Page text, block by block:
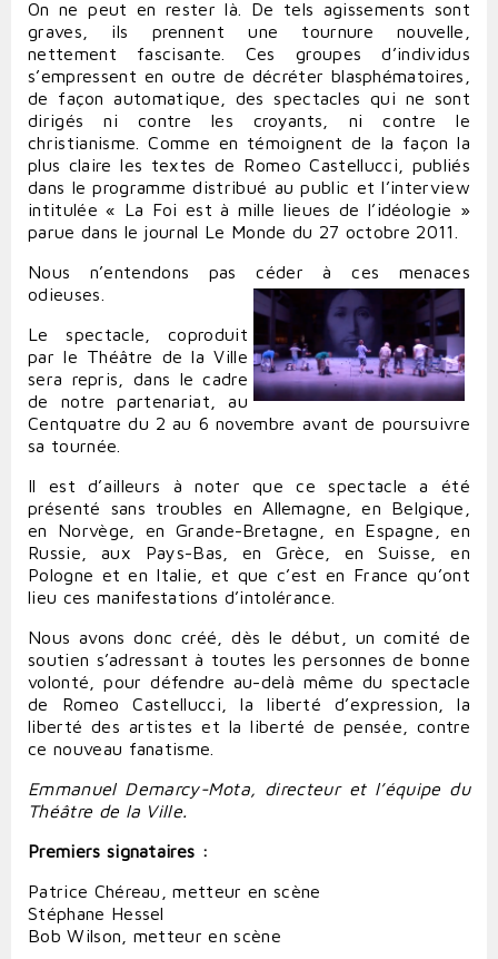
On ne peut en rester là. De tels agissements sont
graves, ils prennent une tournure nouvelle,
nettement fascisante. Ces groupes d’individus
s’empressent en outre de décréter blasphématoires,
de façon automatique, des spectacles qui ne sont
dirigés ni contre les croyants, ni contre le
christianisme. Comme en témoignent de la façon la
plus claire les textes de Romeo Castellucci, publiés
dans le programme distribué au public et l’interview
intitulée « La Foi est à mille lieues de l’idéologie »
parue dans le journal Le Monde du 27 octobre 2011.
Nous n’entendons pas céder à ces menaces
odieuses.
Le spectacle, coproduit
par le Théâtre de la Ville
sera repris, dans le cadre
de notre partenariat, au
Centquatre du 2 au 6 novembre avant de poursuivre
sa tournée.
Il est d’ailleurs à noter que ce spectacle a été
présenté sans troubles en Allemagne, en Belgique,
en Norvège, en Grande-Bretagne, en Espagne, en
Russie, aux Pays-Bas, en Grèce, en Suisse, en
Pologne et en Italie, et que c’est en France qu’ont
lieu ces manifestations d’intolérance.
Nous avons donc créé, dès le début, un comité de
soutien s’adressant à toutes les personnes de bonne
volonté, pour défendre au-delà même du spectacle
de Romeo Castellucci, la liberté d’expression, la
liberté des artistes et la liberté de pensée, contre
ce nouveau fanatisme.
Emmanuel Demarcy-Mota, directeur et l’équipe du
Théâtre de la Ville.
Premiers signataires :
Patrice Chéreau, metteur en scène
Stéphane Hessel
Bob Wilson, metteur en scène